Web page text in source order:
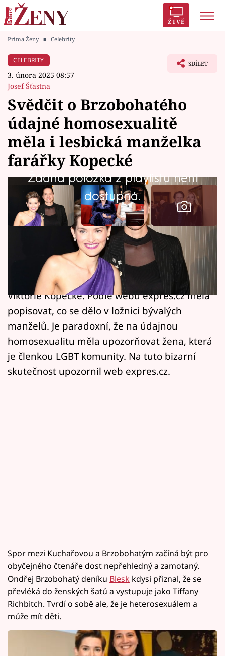
ŽIVĚ
Módní alarm
Témata
Celebrity
Vztahy
Seriály
Horoskopy
Sledujte prima+
Filmový festival Karlovy Vary
Pořady
Mámy sobě
Přihlášení
Prima Ženy ■ Celebrity
CELEBRITY
3. února 2025 08:57
Josef Šťastna
SDÍLET
Svědčit o Brzobohatého
údajné homosexualitě
měla i lesbická manželka
farářky Kopecké
Žádná položka z playlistu není
dostupná.
Do soudního sporu mezi Taťánou Kuchařovou
a Ondřejem Brzobohatým měla vstoupit také
lesbická manželka husitské farářky Martiny
Viktorie Kopecké. Podle webu expres.cz měla
popisovat, co se dělo v ložnici bývalých
manželů. Je paradoxní, že na údajnou
homosexualitu měla upozorňovat žena, která
je členkou LGBT komunity. Na tuto bizarní
skutečnost upozornil web expres.cz.
Spor mezi Kuchařovou a Brzobohatým začíná být pro
obyčejného čtenáře dost nepřehledný a zamotaný.
Ondřej Brzobohatý deníku Blesk kdysi přiznal, že se
převléká do ženských šatů a vystupuje jako Tiffany
Richbitch. Tvrdí o sobě ale, že je heterosexuálem a
může mít děti.